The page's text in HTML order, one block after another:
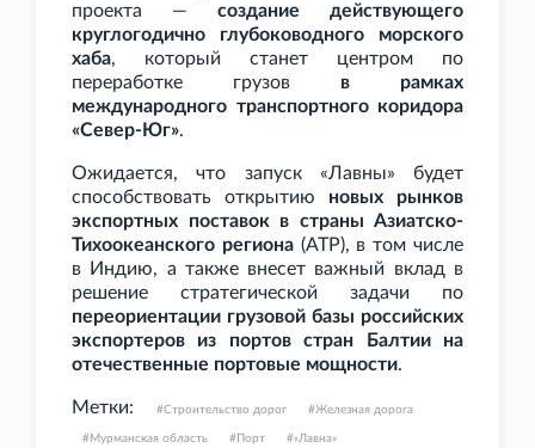
проекта — создание действующего
круглогодично глубоководного морского
хаба, который станет центром по
переработке грузов в рамках
международного транспортного коридора
«Север-Юг».
Ожидается, что запуск «Лавны» будет
способствовать открытию новых рынков
экспортных поставок в страны Азиатско-
Тихоокеанского региона(АТР), в том числе
в Индию, а также внесет важный вклад в
решение стратегической задачи по
переориентации грузовой базы российских
экспортеров из портов стран Балтии на
отечественные портовые мощности.
Метки: Строительство дорог Железная дорога
Мурманская область Порт «Лавна»